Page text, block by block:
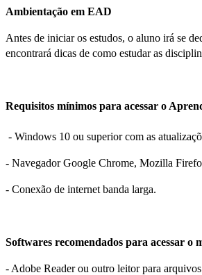
Ambientação em EAD
Antes de iniciar os estudos, o aluno irá se
encontrará dicas de como estudar as
Requisitos mínimos para acessar o
- Windows 10 ou superior com as
- Navegador Google Chrome, Mozilla
- Conexão de internet banda larga.
Softwares recomendados para acessar o
- Adobe Reader ou outro leitor para